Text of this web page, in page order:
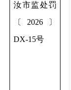
汝市监处罚
〔2026〕
DX-15号